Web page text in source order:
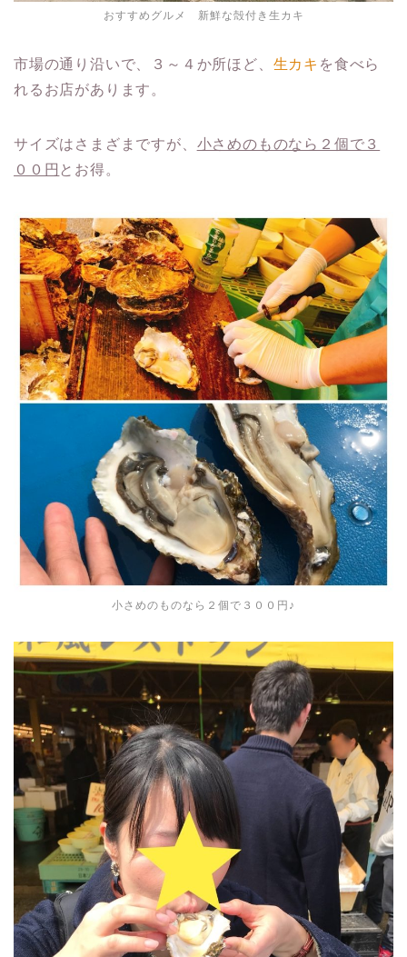
おすすめグルメ 新鮮な殻付き生カキ
市場の通り沿いで、３～４か所ほど、 生カキ を食べら
れるお店があります。
サイズはさまざまですが、 小さめのものなら２個で３
００円 とお得。
小さめのものなら２個で３００円♪